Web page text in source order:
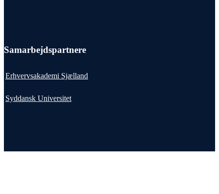
Samarbejdspartnere
Erhvervsakademi Sjælland
Syddansk Universitet